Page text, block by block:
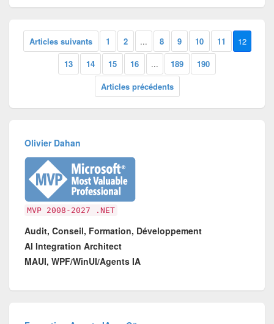
Articles suivants 1 2 ... 8 9 10 11
12
13
14 15 16 ... 189
190
Articles précédents
Olivier Dahan
MVP 2008-2027 .NET
Audit, Conseil, Formation, Développement
AI Integration Architect
MAUI, WPF/WinUI/Agents IA